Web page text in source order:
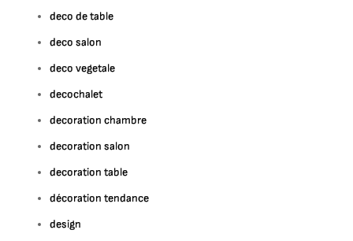
deco de table
deco salon
deco vegetale
decochalet
decoration chambre
decoration salon
decoration table
décoration tendance
design